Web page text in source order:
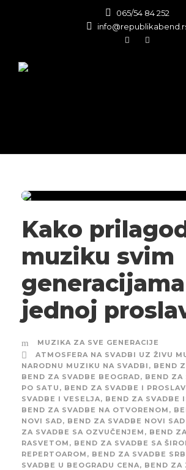
065/54 84 252
Kako
muziku svim
jednoj
MUZIKA ZA SVE GENERACIJE
ATMOSFERA NA SVADBI UZ ŽIVU
NARODNU MUZIKU NA SVADBI , BEND
BEND ZA SVADBE BEOGRAD, BEND ZA
PO SATU , BEND ZA SVADBE I
SVADBE I VESELJA, BEND ZA SVADBE
BEND ZA SVADBE NA OTVORENOM ,
NOVI SAD, BEND ZA SVADBE NOVI
ZA SVADBE SA OZVUČENJEM , BEND
RASVETOM , BEND ZA SVADBE SA
REPERTOAROM , BEND ZA SVADBE
SVADBE U BEOGRADU CENA, BEND ZA